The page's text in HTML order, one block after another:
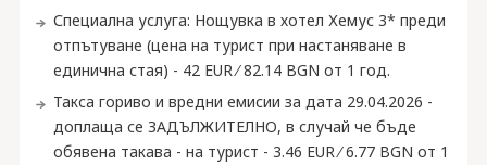
Специална услуга: Нощувка в хотел Хемус 3* преди
отпътуване (цена на турист при настаняване в
единична стая) - 42 EUR ∕ 82.14 BGN от 1 год.
Такса гориво и вредни емисии за дата 29.04.2026 -
доплаща се ЗАДЪЛЖИТЕЛНО, в случай че бъде
обявена такава - на турист - 3.46 EUR ∕ 6.77 BGN от 1